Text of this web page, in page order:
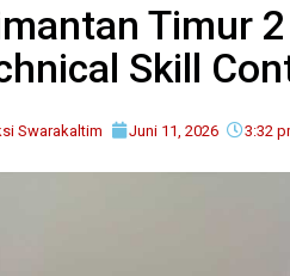
Timur
Skill
Swarakaltim Juni 11, 2026 3:32